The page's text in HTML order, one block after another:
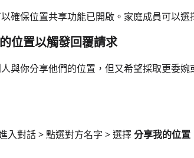
確保位置共享功能已開啟。家庭成員可以選
位置以觸發回覆請求
與你分享他們的位置，但又希望採取更委
入對話 > 點選對方名字 > 選擇分享我的位置